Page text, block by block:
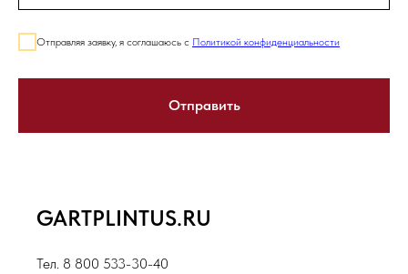
Отправляя заявку, я соглашаюсь с Политикой конфиденциальности
Отправить
GARTPLINTUS.RU
Тел. 8 800 533-30-40